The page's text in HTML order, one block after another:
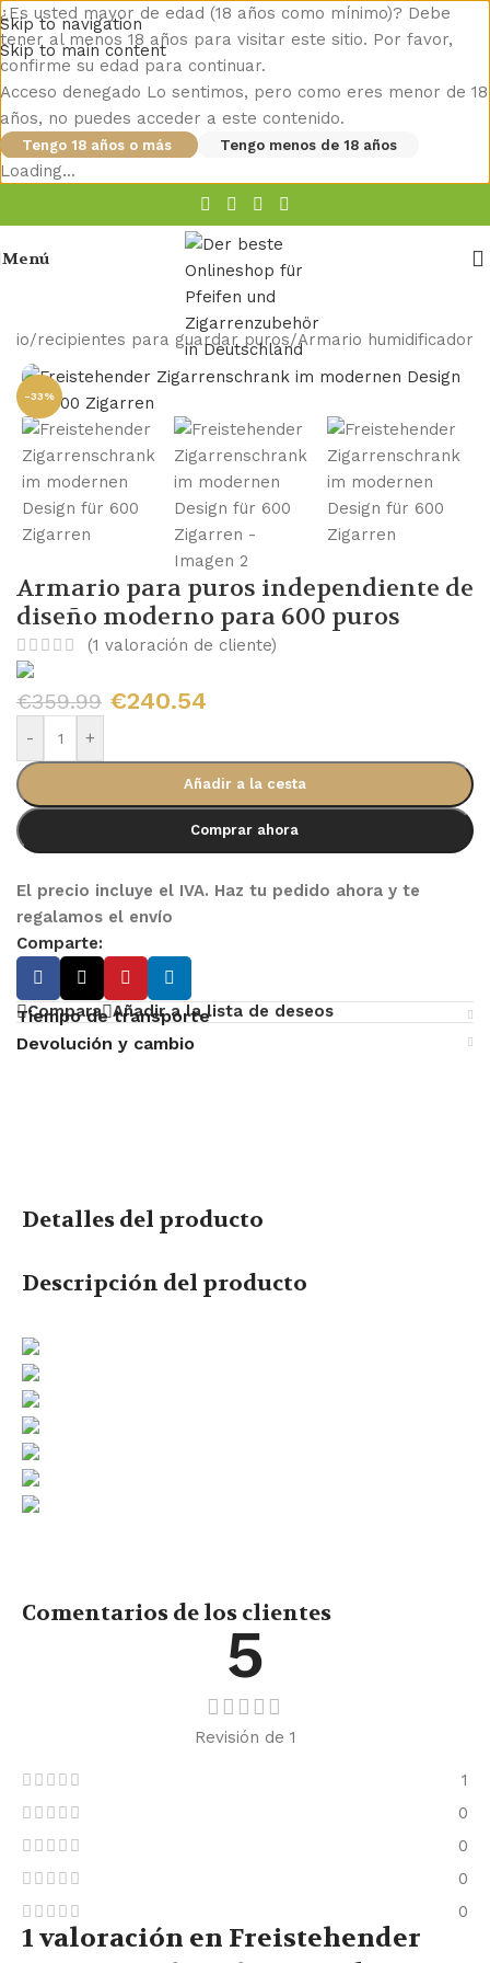
¿Es usted mayor de edad (18 años como mínimo)? Debe
tener al menos 18 años para visitar este sitio. Por favor,
confirme su edad para continuar.
Acceso denegado Lo sentimos, pero como eres menor de 18
años, no puedes acceder a este contenido.
Tengo 18 años o más Tengo menos de 18 años
Loading...
Skip to navigation
Skip to main content
Menú
/recipientes para guardar puros/Armario humidificador
-33%
Armario para puros independiente de
diseño moderno para 600 puros
(1 valoración de cliente)
€359.99 €240.54
- +
Añadir a la cesta
Comprar ahora
El precio incluye el IVA. Haz tu pedido ahora y te
regalamos el envío
Comparte:
Compara Añadir a la lista de deseos
Tiempo de transporte
Devolución y cambio
Detalles del producto
Descripción del producto
Comentarios de los clientes
5
Revisión de 1
1
0
0
0
0
1 valoración en Freistehender